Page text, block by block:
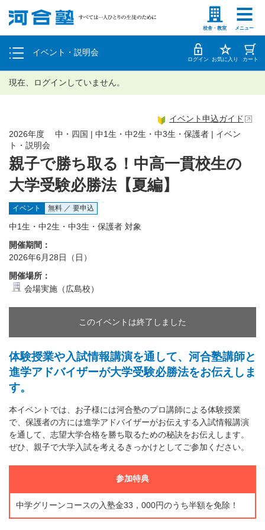
校舎・教室 メニュー
塾生の方 高等学校の先生
イベント・説明会
個別相談
体験授業 ログイン お気に入り カート
現在、ログインしていません。
親子で勝ち取る！中高一貫校生の
大学受験必勝法【夏編】
2026年度 中・四国 | 中1生・中2生・中3生・保護者 | イベン
ト・説明会
イベント申込ガイド
イベント 無料 ／ 要申込
中1生・中2生・中3生・保護者 対象
開催期間：
2026年6月28日（日）
開催場所：
会場実施（広島校）
このイベントは終了しました
体験授業や入試情報講演を通して、河合塾講師と
進学アドバイザーが大学受験必勝法をお伝えしま
す。
本イベントでは、お子様には河合塾のプロ講師による体験授業
で、保護者の方には進学アドバイザーがお伝えする入試情報講演
を通して、志望大学合格を勝ち取るための秘訣をお伝えします。
ぜひ、親子で大学入試を考えるきっかけとしてご参加ください。
参加特典
中学グリーンコースの入塾金33，000円のうち半額を免除！